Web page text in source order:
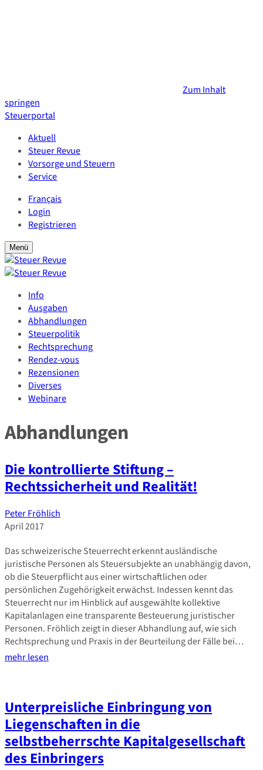
Zum Inhalt
springen
Steuerportal
Aktuell
Steuer Revue
Vorsorge und Steuern
Service
Français
Login
Registrieren
Suchformular
ein/ausblenden
Suchformular
anzeigen
Menü
Info
Ausgaben
Abhandlungen
Steuerpolitik
Rechtsprechung
Rendez-vous
Rezensionen
Diverses
Webinare
Abhandlungen
Die kontrollierte Stiftung –
Rechtssicherheit und Realität!
Peter Fröhlich
April 2017
Das schweizerische Steuerrecht erkennt ausländische
juristische Personen als Steuersubjekte an unabhängig davon,
ob die Steuerpflicht aus einer wirtschaftlichen oder
persönlichen Zugehörigkeit erwächst. Indessen kennt das
Steuerrecht nur im Hinblick auf ausgewählte kollektive
Kapitalanlagen eine transparente Besteuerung juristischer
Personen. Fröhlich zeigt in dieser Abhandlung auf, wie sich
Rechtsprechung und Praxis in der Beurteilung der Fälle bei…
mehr lesen
Unterpreisliche Einbringung von
Liegenschaften in die
selbstbeherrschte Kapitalgesellschaft
des Einbringers